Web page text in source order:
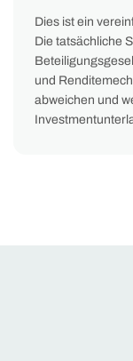
Dies ist ein
Die tatsächliche
und
abweichen und